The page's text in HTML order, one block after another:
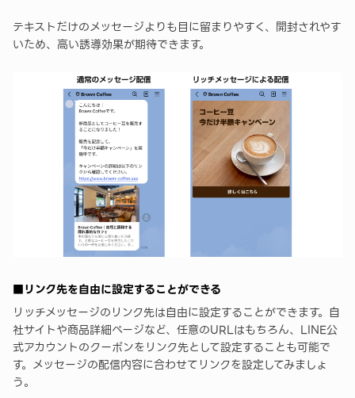
テキストだけのメッセージよりも目に留まりやすく、開封されやす
いため、高い誘導効果が期待できます。
■リンク先を自由に設定することができる
リッチメッセージのリンク先は自由に設定することができます。自
社サイトや商品詳細ページなど、任意のURLはもちろん、LINE公
式アカウントのクーポンをリンク先として設定することも可能で
す。メッセージの配信内容に合わせてリンクを設定してみましょ
う。